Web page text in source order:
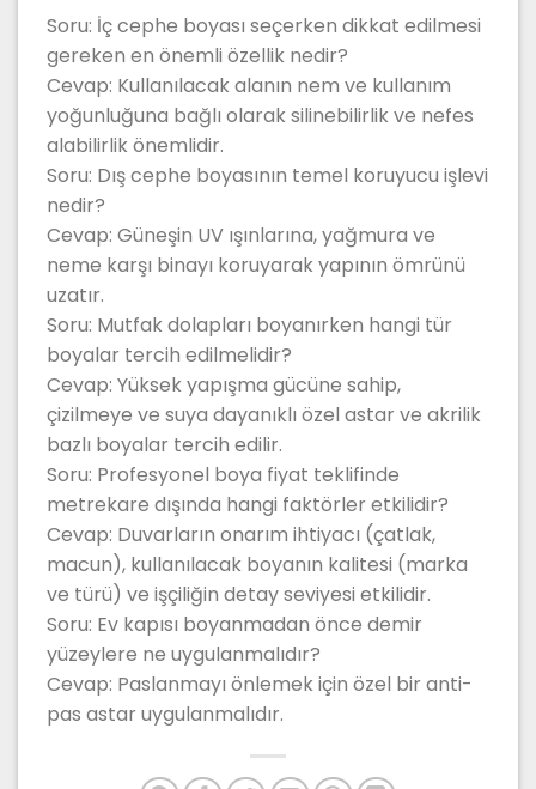
Soru: İç cephe boyası seçerken dikkat edilmesi
gereken en önemli özellik nedir?
Cevap: Kullanılacak alanın nem ve kullanım
yoğunluğuna bağlı olarak silinebilirlik ve nefes
alabilirlik önemlidir.
Soru: Dış cephe boyasının temel koruyucu işlevi
nedir?
Cevap: Güneşin UV ışınlarına, yağmura ve
neme karşı binayı koruyarak yapının ömrünü
uzatır.
Soru: Mutfak dolapları boyanırken hangi tür
boyalar tercih edilmelidir?
Cevap: Yüksek yapışma gücüne sahip,
çizilmeye ve suya dayanıklı özel astar ve akrilik
bazlı boyalar tercih edilir.
Soru: Profesyonel boya fiyat teklifinde
metrekare dışında hangi faktörler etkilidir?
Cevap: Duvarların onarım ihtiyacı (çatlak,
macun), kullanılacak boyanın kalitesi (marka
ve türü) ve işçiliğin detay seviyesi etkilidir.
Soru: Ev kapısı boyanmadan önce demir
yüzeylere ne uygulanmalıdır?
Cevap: Paslanmayı önlemek için özel bir anti-
pas astar uygulanmalıdır.